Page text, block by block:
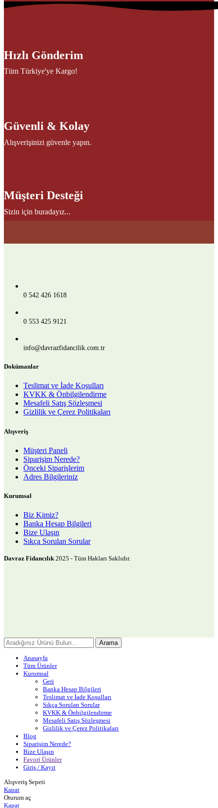
Hızlı Gönderim
Tüm Türkiye'ye Kargo!
Güvenli & Kolay
Alışverişinizi güvenle yapın.
Müşteri Desteği
Sizin için buradayız...
0 542 426 1618
0 553 425 9121
info@davrazfidancilik.com.tr
Dokümanlar
Teslimat ve İade Koşulları
KVKK & Önbilgilendirme
Mesafeli Satış Sözleşmesi
Gizlilik ve Çerez Politikaları
Alışveriş
Müşteri Paneli
Siparişim Nerede?
Önceki Siparişlerim
Adres Bilgileriniz
Kurumsal
Biz Kimiz?
Banka Hesap Bilgileri
Bize Ulaşın
Sıkça Sorulan Sorular
Davraz Fidancılık2025 - Tüm Hakları Saklıdır.
Arama
Anasayfa
Tüm Ürünler
Kurumsal
Geri
Banka Hesap Bilgileri
Teslimat ve İade Koşulları
Sıkça Sorulan Sorular
KVKK & Önbilgilendirme
Mesafeli Satış Sözleşmesi
Gizlilik ve Çerez Politikaları
Blog
Siparişim Nerede?
Bize Ulaşın
Favori Ürünler
Giriş / Kayıt
Alışveriş Sepeti
Kapat
Oturum aç
Kapat